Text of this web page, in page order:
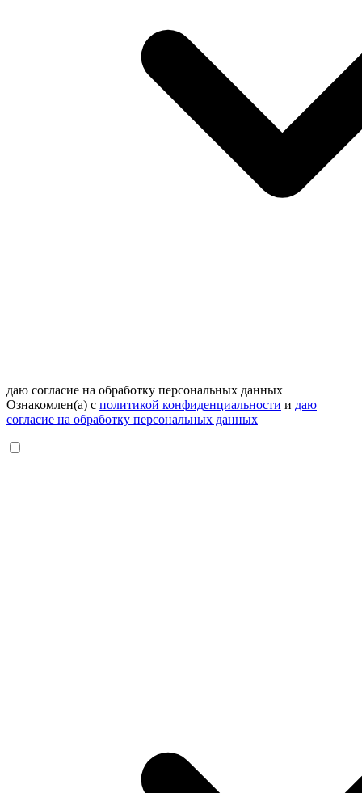
даю согласие на обработку персональных данных
Ознакомлен(а) с политикой конфиденциальности и даю
согласие на обработку персональных данных